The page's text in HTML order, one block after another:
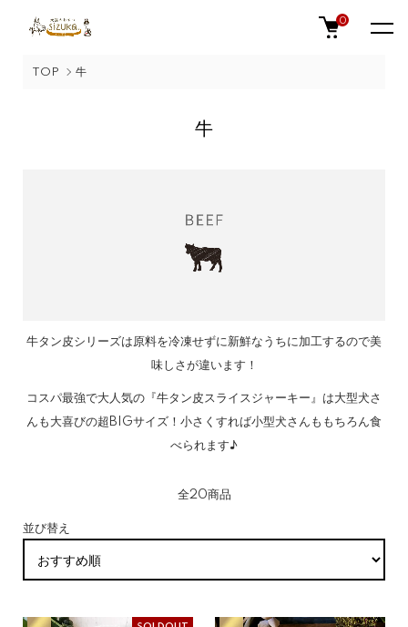
0
TOP 牛
牛
牛タン皮シリーズは原料を冷凍せずに新鮮なうちに加工するので美
味しさが違います！
コスパ最強で大人気の 『牛タン皮スライスジャーキー』 は大型犬さ
んも大喜びの超BIGサイズ！小さくすれば小型犬さんももちろん食
べられます♪
全20商品
並び替え